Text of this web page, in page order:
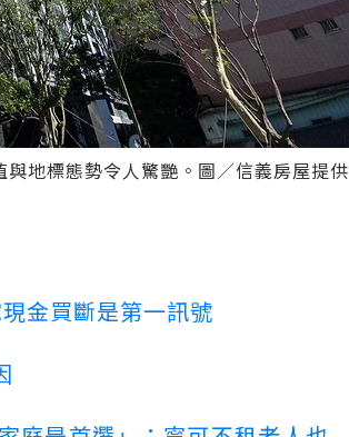
地標態勢令人驚艷。圖／信義房屋提供
金買斷是第一訊號